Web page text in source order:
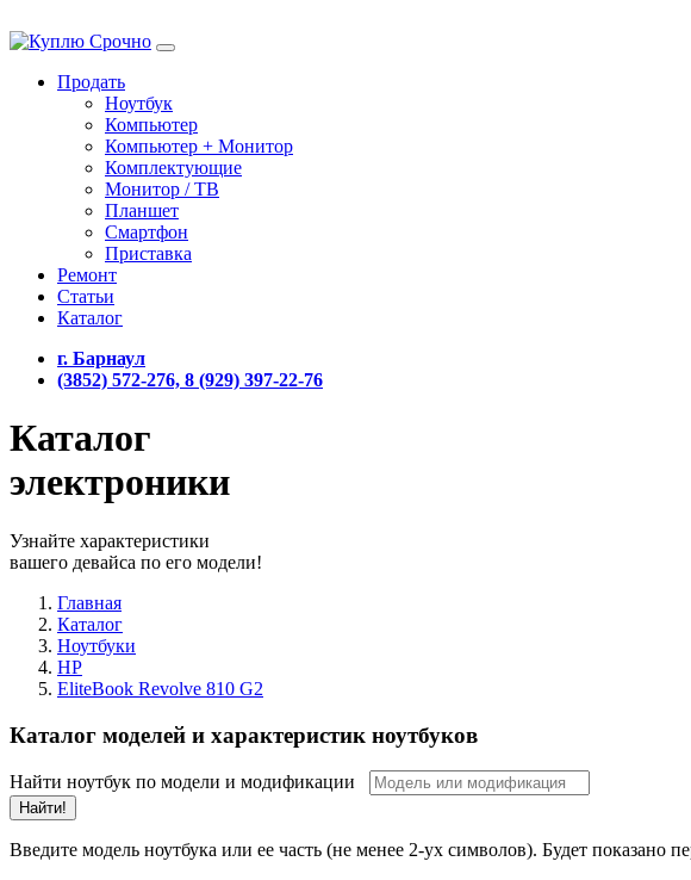
Продать
Ноутбук
Компьютер
Компьютер + Монитор
Комплектующие
Монитор / ТВ
Планшет
Смартфон
Приставка
Ремонт
Статьи
Каталог
г. Барнаул
(3852) 572-276, 8 (929) 397-22-76
Каталог
электроники
Узнайте характеристики
вашего девайса по его модели!
Главная
Каталог
Ноутбуки
HP
EliteBook Revolve 810 G2
Каталог моделей и характеристик ноутбуков
Найти ноутбук по модели и модификации
Найти!
Введите модель ноутбука или ее часть (не менее 2-ух символов). Будет показано